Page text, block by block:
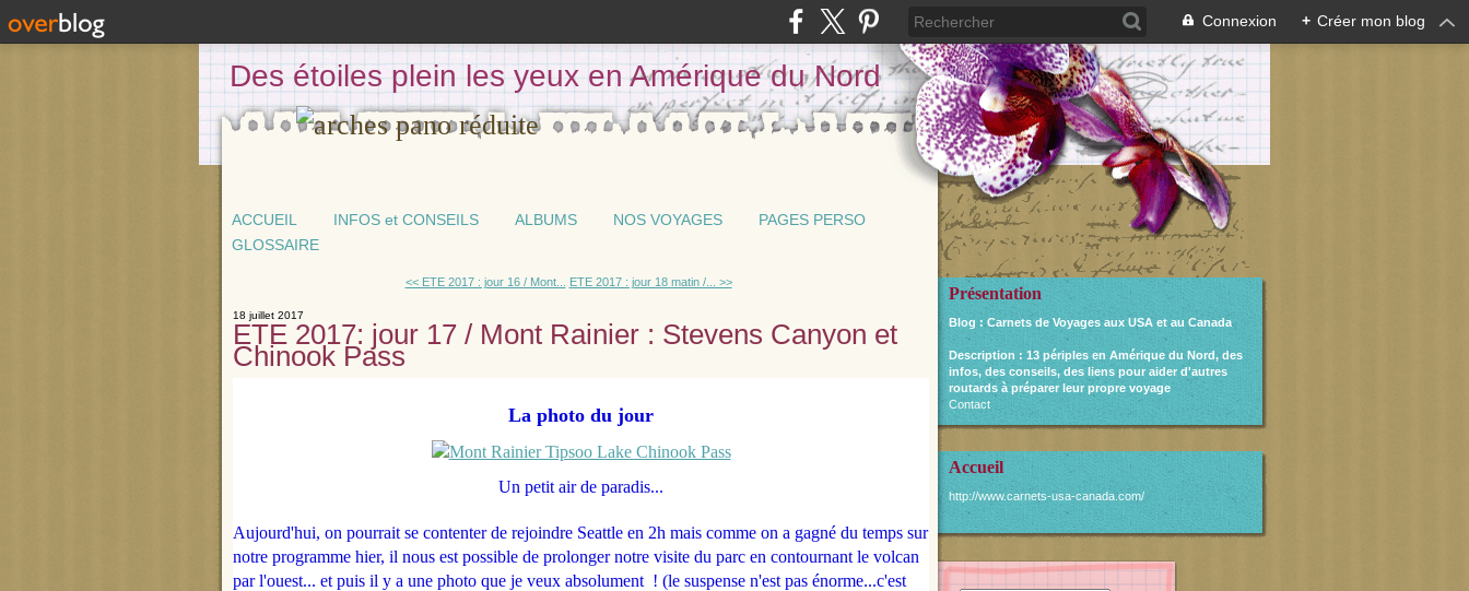
Connexion + Créer mon blog
Des étoiles plein les yeux en Amérique du Nord
ACCUEIL INFOS et CONSEILS ALBUMS NOS VOYAGES
PAGES PERSO
GLOSSAIRE
<< ETE 2017 : jour 16 / Mont... ETE 2017 : jour 18 matin /... >>
18 juillet 2017
ETE 2017: jour 17 / Mont Rainier : Stevens Canyon et
Chinook Pass
La photo du jour
Un petit air de paradis...
Aujourd'hui, on pourrait se contenter de rejoindre Seattle en 2h mais comme on a gagné du temps sur
notre programme hier, il nous est possible de prolonger notre visite du parc en contournant le volcan
par l'ouest... et puis il y a une photo que je veux absolument ! (le suspense n'est pas énorme...c'est
Présentation
Blog : Carnets de Voyages aux USA et au Canada
Description : 13 périples en Amérique du Nord, des
infos, des conseils, des liens pour aider d'autres
routards à préparer leur propre voyage
Contact
Accueil
http://www.carnets-usa-canada.com/